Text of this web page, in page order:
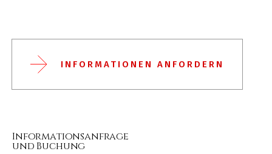
INFORMATIONEN ANFORDERN
Informationsanfrage
und Buchung